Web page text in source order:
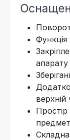
апарату
верхній
Простір